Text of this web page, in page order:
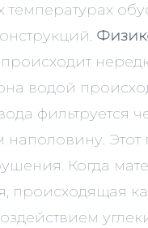
водой
фильтруется
Когда
происходящая